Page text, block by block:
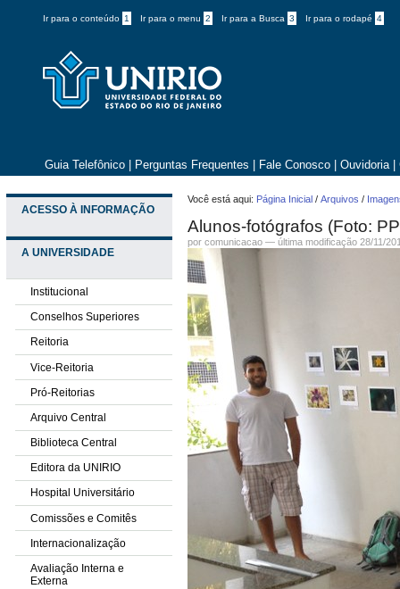
Ir para o conteúdo 1 Ir para o menu 2 Ir para a Busca 3 Ir para o rodapé 4
Guia Telefônico Perguntas Frequentes Fale Conosco Ouvidoria
ACESSO À INFORMAÇÃO
A UNIVERSIDADE
Institucional
Conselhos Superiores
Reitoria
Vice-Reitoria
Pró-Reitorias
Arquivo Central
Biblioteca Central
Editora da UNIRIO
Hospital Universitário
Comissões e Comitês
Internacionalização
Avaliação Interna e
Externa
Você está aqui: Página Inicial /Arquivos /
Alunos-fotógrafos (Foto:
por comunicacao —última modificação 28/11/